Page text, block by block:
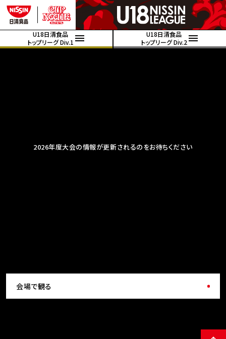
U18日清食品
トップリーグ Div.1
U18日清食品
トップリーグ Div.2
2026年度大会の情報が更新されるのをお待ちください
会場で観る